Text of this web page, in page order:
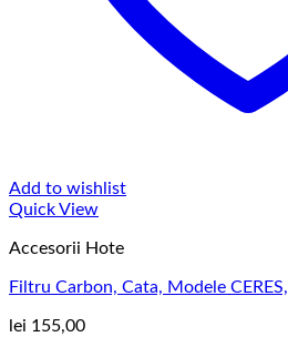
Add to wishlist
Quick View
Accesorii Hote
Filtru Carbon, Cata, Modele
lei 155,00